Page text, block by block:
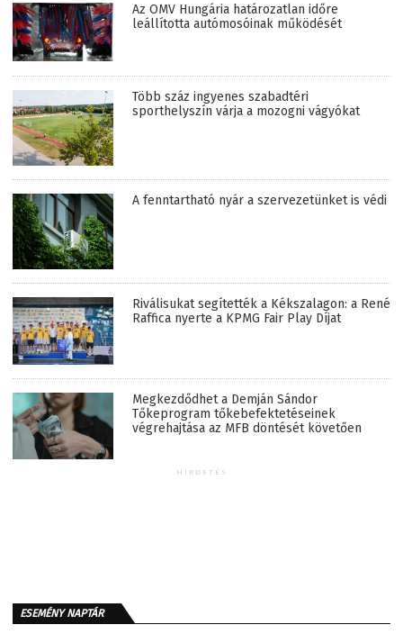
Az OMV Hungária határozatlan időre
leállította autómosóinak működését
Több száz ingyenes szabadtéri
sporthelyszín várja a mozogni vágyókat
A fenntartható nyár a szervezetünket is védi
Riválisukat segítették a Kékszalagon: a René
Raffica nyerte a KPMG Fair Play Díjat
Megkezdődhet a Demján Sándor
Tőkeprogram tőkebefektetéseinek
végrehajtása az MFB döntését követően
HIRDETÉS
ESEMÉNY NAPTÁR